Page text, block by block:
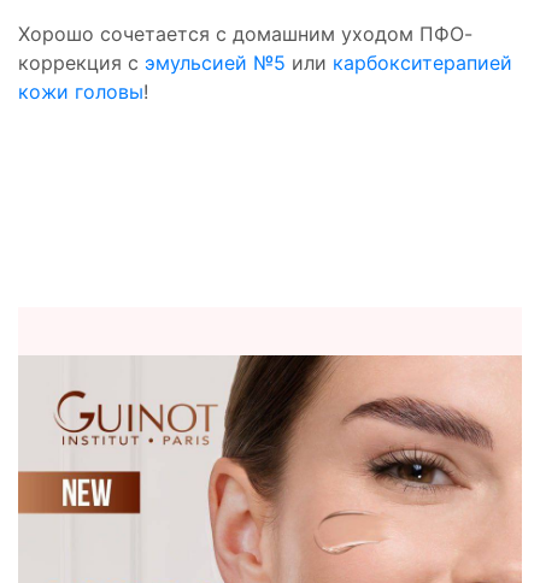
Хорошо сочетается с домашним уходом ПФО-
коррекция с эмульсией №5 или карбокситерапией
кожи головы!